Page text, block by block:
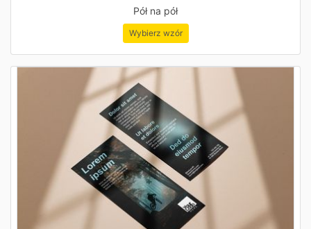
Pół na pół
Wybierz wzór